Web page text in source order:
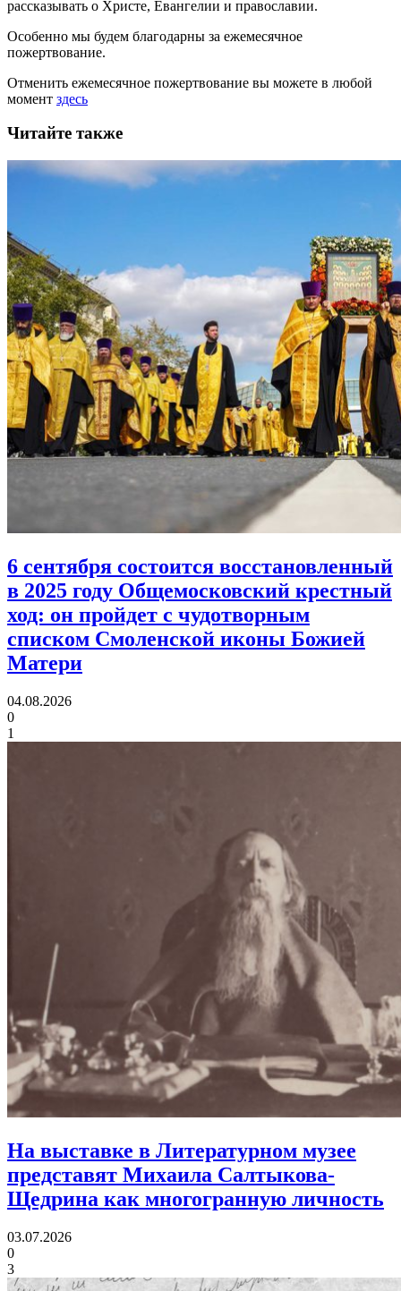
рассказывать о Христе, Евангелии и православии.
Особенно мы будем благодарны за ежемесячное
пожертвование.
Отменить ежемесячное пожертвование вы можете в любой
момент здесь
Читайте также
6 сентября состоится восстановленный
в 2025 году Общемосковский крестный
ход: он пройдет с чудотворным
списком Смоленской иконы Божией
Матери
04.08.2026
0
1
На выставке в Литературном музее
представят Михаила Салтыкова-
Щедрина как многогранную личность
03.07.2026
0
3